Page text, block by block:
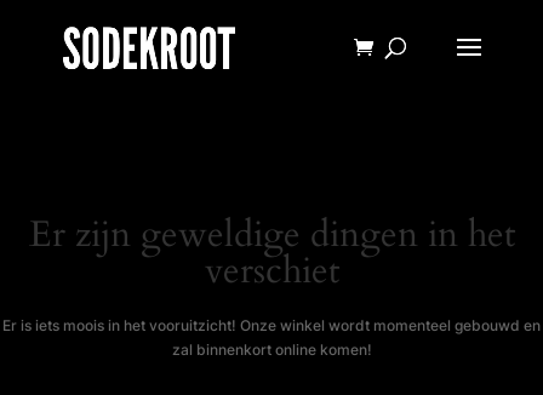
Er zijn geweldige dingen in het
verschiet
Er is iets moois in het vooruitzicht! Onze winkel wordt momenteel gebouwd en
zal binnenkort online komen!